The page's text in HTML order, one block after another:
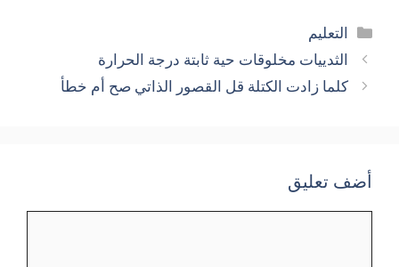
التصنيفات
التعليم
الثدييات مخلوقات حية ثابتة درجة الحرارة
كلما زادت الكتلة قل القصور الذاتي صح أم خطأ
أضف تعليق